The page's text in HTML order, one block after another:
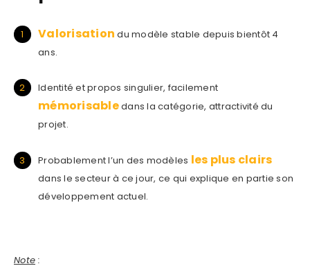
Valorisation du modèle stable depuis bientôt 4
ans.
Identité et propos singulier, facilement
mémorisabledans la catégorie, attractivité du
projet.
Probablement l’un des modèles les plus clairs
dans le secteur à ce jour, ce qui explique en partie son
développement actuel.
Note :